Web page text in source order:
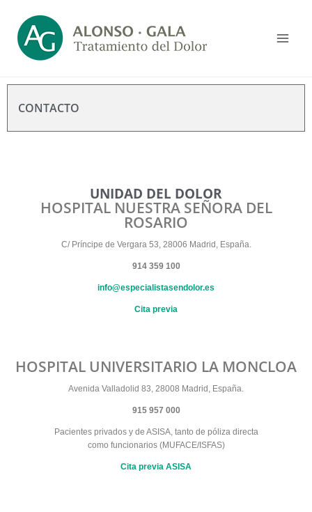
CONTACTO
UNIDAD DEL DOLOR
HOSPITAL NUESTRA SEÑORA DEL
ROSARIO
C/ Príncipe de Vergara 53, 28006 Madrid, España.
914 359 100
info@especialistasendolor.es
Cita previa
HOSPITAL UNIVERSITARIO LA MONCLOA
Avenida Valladolid 83, 28008 Madrid, España.
915 957 000
Pacientes privados y de ASISA, tanto de póliza directa
como funcionarios (MUFACE/ISFAS)
Cita previa ASISA